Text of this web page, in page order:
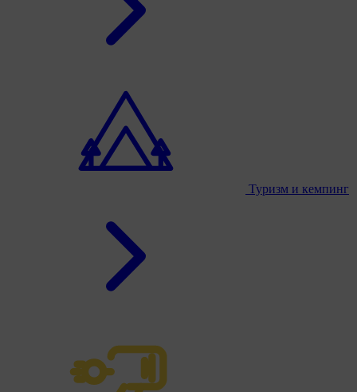
Туризм и кемпинг